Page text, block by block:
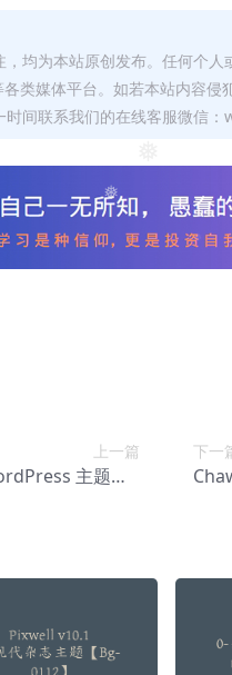
❅
❅
均为本站原创发布。任何个
类媒体平台。如若本站内容侵
间联系我们的在线客服微信：
上一篇
主题【B
下一